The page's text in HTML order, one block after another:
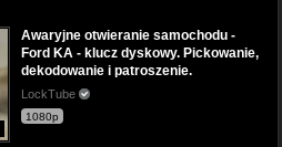
Awaryjne otwieranie samochodu -
Ford KA - klucz dyskowy. Pickowanie,
dekodowanie i patroszenie.
LockTube
1080p